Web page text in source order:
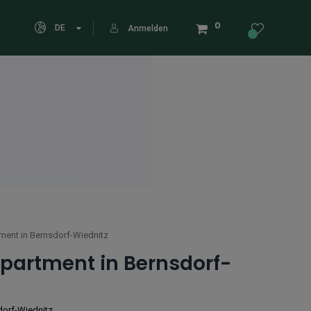
0
Anmelden
DE
in Bernsdorf-Wiednitz
in Bernsdorf-